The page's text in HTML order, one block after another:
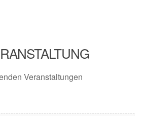
Veranstaltungen